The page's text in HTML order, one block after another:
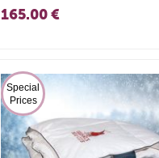
165.00 €
Special
Prices